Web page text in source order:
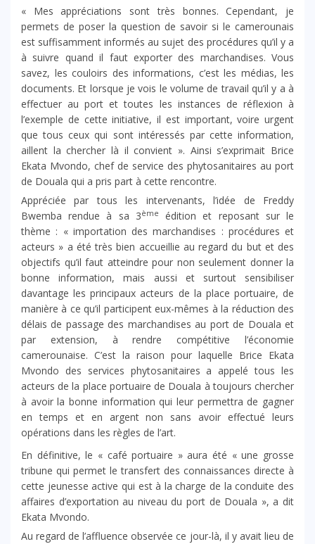
« Mes appréciations sont très bonnes. Cependant, je
permets de poser la question de savoir si le camerounais
est suffisamment informés au sujet des procédures qu’il y a
à suivre quand il faut exporter des marchandises. Vous
savez, les couloirs des informations, c’est les médias, les
documents. Et lorsque je vois le volume de travail qu’il y a à
effectuer au port et toutes les instances de réflexion à
l’exemple de cette initiative, il est important, voire urgent
que tous ceux qui sont intéressés par cette information,
aillent la chercher là il convient ». Ainsi s’exprimait Brice
Ekata Mvondo, chef de service des phytosanitaires au port
de Douala qui a pris part à cette rencontre.
Appréciée par tous les intervenants, l’idée de Freddy
Bwemba rendue à sa 3ème
édition et reposant sur le
thème : « importation des marchandises : procédures et
acteurs » a été très bien accueillie au regard du but et des
objectifs qu’il faut atteindre pour non seulement donner la
bonne information, mais aussi et surtout sensibiliser
davantage les principaux acteurs de la place portuaire, de
manière à ce qu’il participent eux-mêmes à la réduction des
délais de passage des marchandises au port de Douala et
par extension, à rendre compétitive l’économie
camerounaise. C’est la raison pour laquelle Brice Ekata
Mvondo des services phytosanitaires a appelé tous les
acteurs de la place portuaire de Douala à toujours chercher
à avoir la bonne information qui leur permettra de gagner
en temps et en argent non sans avoir effectué leurs
opérations dans les règles de l’art.
En définitive, le « café portuaire » aura été « une grosse
tribune qui permet le transfert des connaissances directe à
cette jeunesse active qui est à la charge de la conduite des
affaires d’exportation au niveau du port de Douala », a dit
Ekata Mvondo.
Au regard de l’affluence observée ce jour-là, il y avait lieu de